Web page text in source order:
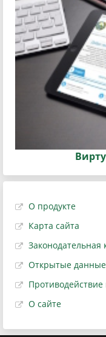
О продукте
Карта сайта
Законодательная
Открытые данные
О сайте